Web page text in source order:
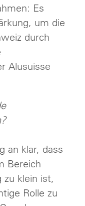
Es
um die
durch
Alusuisse
an klar, dass
Bereich
zu klein ist,
Rolle zu